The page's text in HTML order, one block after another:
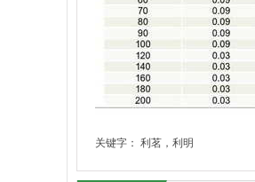
关键字： 利茗，利明